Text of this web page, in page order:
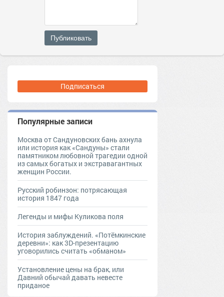
Публиковать
Подписаться
Популярные записи
Москва от Сандуновских бань ахнула
или история как «Сандуны» стали
памятником любовной трагедии одной
из самых богатых и экстравагантных
женщин России.
Русский робинзон: потрясающая
история 1847 года
Легенды и мифы Куликова поля
История заблуждений. «Потёмкинские
деревни»: как 3D-презентацию
уговорились считать «обманом»
Установление цены на брак, или
Давний обычай давать невесте
приданое